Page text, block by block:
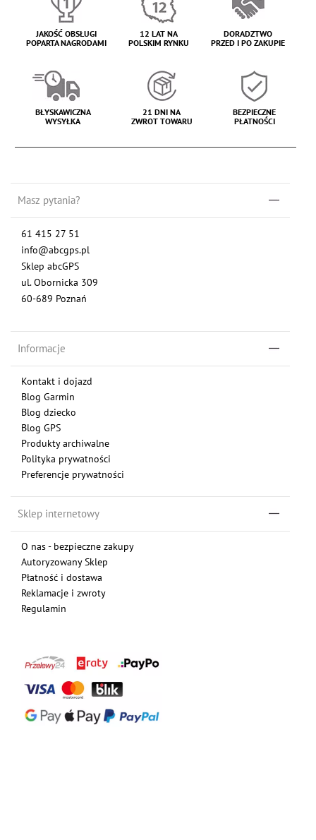
JAKOŚĆ OBSŁUGI
POPARTA NAGRODAMI
12 LAT NA
POLSKIM RYNKU
DORADZTWO
PRZED I PO ZAKUPIE
BŁYSKAWICZNA
WYSYŁKA
21 DNI NA
ZWROT TOWARU
BEZPIECZNE
PŁATNOŚCI
Masz pytania?
61 415 27 51
info@abcgps.pl
Sklep abcGPS
ul. Obornicka 309
60-689 Poznań
Informacje
Kontakt i dojazd
Blog Garmin
Blog dziecko
Blog GPS
Produkty archiwalne
Polityka prywatności
Preferencje prywatności
Sklep internetowy
O nas - bezpieczne zakupy
Autoryzowany Sklep
Płatność i dostawa
Reklamacje i zwroty
Regulamin